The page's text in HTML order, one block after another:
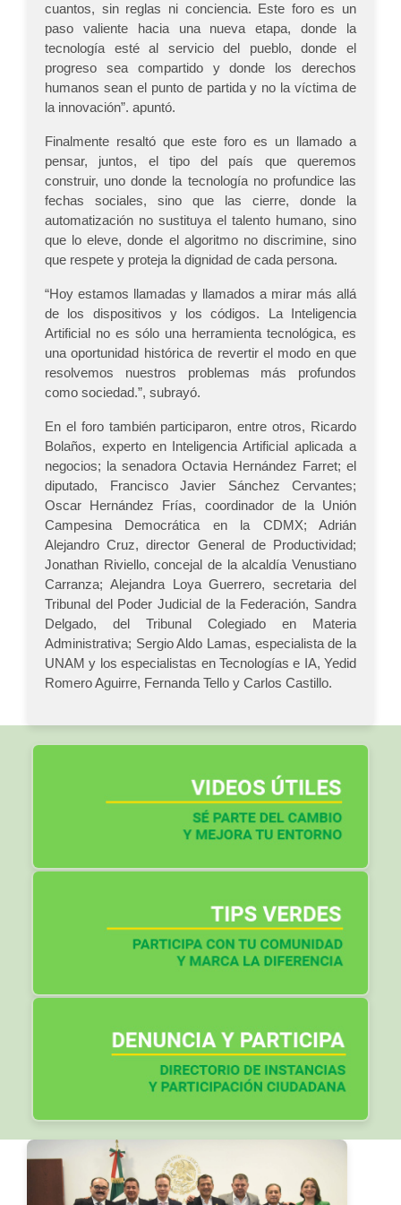
cuantos, sin reglas ni conciencia. Este foro es un
paso valiente hacia una nueva etapa, donde la
tecnología esté al servicio del pueblo, donde el
progreso sea compartido y donde los derechos
humanos sean el punto de partida y no la víctima de
la innovación”. apuntó.
Finalmente resaltó que este foro es un llamado a
pensar, juntos, el tipo del país que queremos
construir, uno donde la tecnología no profundice las
fechas sociales, sino que las cierre, donde la
automatización no sustituya el talento humano, sino
que lo eleve, donde el algoritmo no discrimine, sino
que respete y proteja la dignidad de cada persona.
“Hoy estamos llamadas y llamados a mirar más allá
de los dispositivos y los códigos. La Inteligencia
Artificial no es sólo una herramienta tecnológica, es
una oportunidad histórica de revertir el modo en que
resolvemos nuestros problemas más profundos
como sociedad.”, subrayó.
En el foro también participaron, entre otros, Ricardo
Bolaños, experto en Inteligencia Artificial aplicada a
negocios; la senadora Octavia Hernández Farret; el
diputado, Francisco Javier Sánchez Cervantes;
Oscar Hernández Frías, coordinador de la Unión
Campesina Democrática en la CDMX; Adrián
Alejandro Cruz, director General de Productividad;
Jonathan Riviello, concejal de la alcaldía Venustiano
Carranza; Alejandra Loya Guerrero, secretaria del
Tribunal del Poder Judicial de la Federación, Sandra
Delgado, del Tribunal Colegiado en Materia
Administrativa; Sergio Aldo Lamas, especialista de la
UNAM y los especialistas en Tecnologías e IA, Yedid
Romero Aguirre, Fernanda Tello y Carlos Castillo.
Otros artículos: